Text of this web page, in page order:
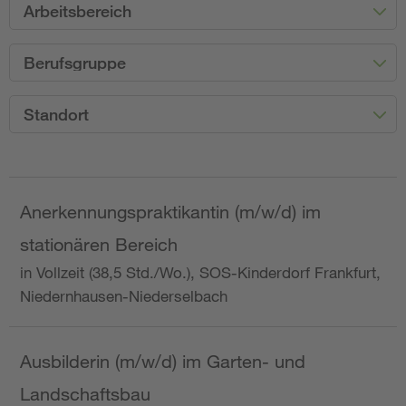
Arbeitsbereich
Berufsgruppe
Standort
Anerkennungspraktikantin (m/w/d) im
stationären Bereich
in Vollzeit (38,5 Std./Wo.), SOS-Kinderdorf Frankfurt,
Niedernhausen-Niederselbach
Ausbilderin (m/w/d) im Garten- und
Landschaftsbau